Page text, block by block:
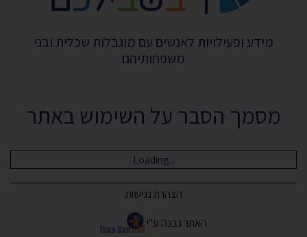
מידע ופעילויות לאנשים עם מוגבלות שכלית ובני
משפחותיהם
מסמך הסבר על השימוש באתר
Loading...
הצהרת נגישות
האתר נבנה ע"י